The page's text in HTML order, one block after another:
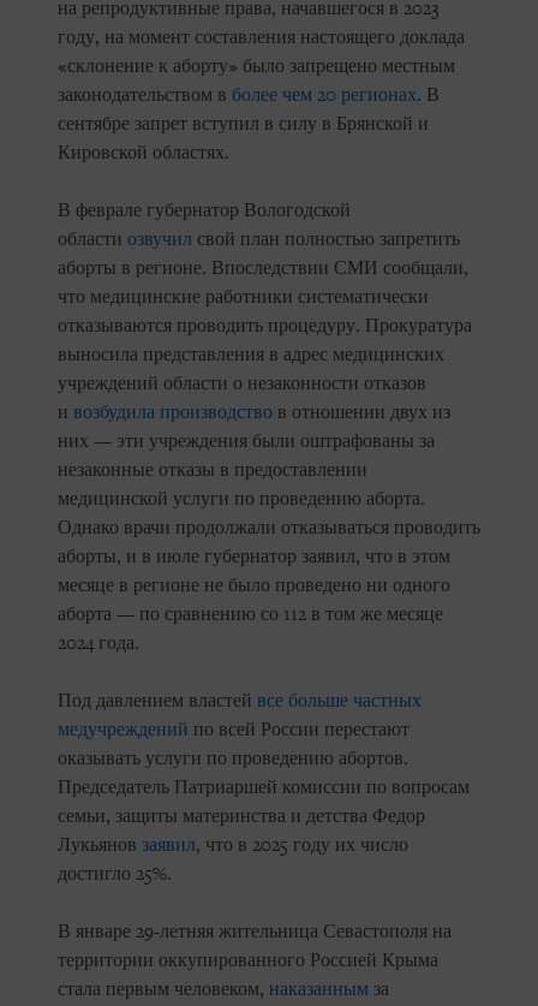
на репродуктивные права, начавшегося в 2023
году, на момент составления настоящего доклада
«склонение к аборту» было запрещено местным
законодательством в более чем 20 регионах. В
сентябре запрет вступил в силу в Брянской и
Кировской областях.
В феврале губернатор Вологодской
области озвучил свой план полностью запретить
аборты в регионе. Впоследствии СМИ сообщали,
что медицинские работники систематически
отказываются проводить процедуру. Прокуратура
выносила представления в адрес медицинских
учреждений области о незаконности отказов
и возбудила производство в отношении двух из
них — эти учреждения были оштрафованы за
незаконные отказы в предоставлении
медицинской услуги по проведению аборта.
Однако врачи продолжали отказываться проводить
аборты, и в июле губернатор заявил, что в этом
месяце в регионе не было проведено ни одного
аборта — по сравнению со 112 в том же месяце
2024 года.
Под давлением властей все больше частных
медучреждений по всей России перестают
оказывать услуги по проведению абортов.
Председатель Патриаршей комиссии по вопросам
семьи, защиты материнства и детства Федор
Лукьянов заявил, что в 2025 году их число
достигло 25%.
В январе 29-летняя жительница Севастополя на
территории оккупированного Россией Крыма
стала первым человеком, наказанным за